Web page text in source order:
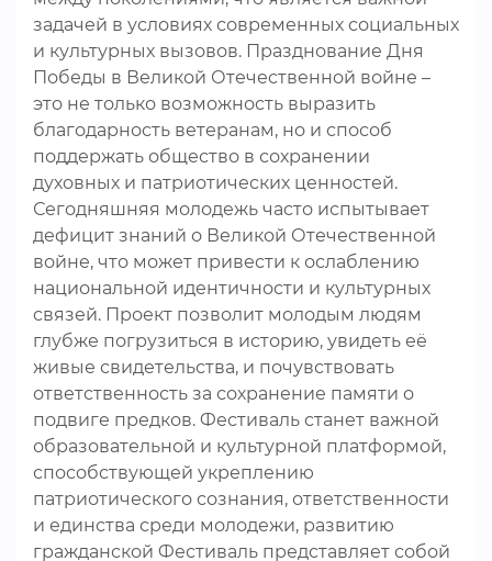
задачей в условиях современных социальных
и культурных вызовов. Празднование Дня
Победы в Великой Отечественной войне –
это не только возможность выразить
благодарность ветеранам, но и способ
поддержать общество в сохранении
духовных и патриотических ценностей.
Сегодняшняя молодежь часто испытывает
дефицит знаний о Великой Отечественной
войне, что может привести к ослаблению
национальной идентичности и культурных
связей. Проект позволит молодым людям
глубже погрузиться в историю, увидеть её
живые свидетельства, и почувствовать
ответственность за сохранение памяти о
подвиге предков. Фестиваль станет важной
образовательной и культурной платформой,
способствующей укреплению
патриотического сознания, ответственности
и единства среди молодежи, развитию
гражданской Фестиваль представляет собой